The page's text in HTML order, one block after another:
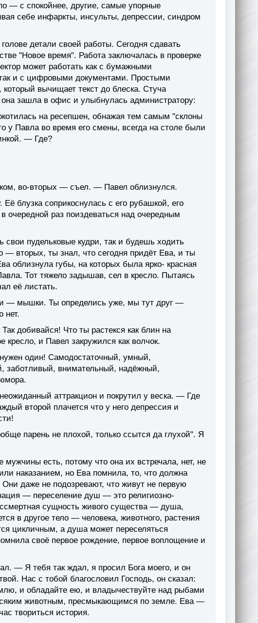
— с спокойнее, другие, самые упорные
себе инфаркты, инсульты, депрессии, синдром
детали своей работы. Сегодня сдавать
"Новое время". Работа заключалась в проверке
может работать как с бумажными
и с цифровыми документами. Простыми
вычищает текст до блеска. Стуча
зашла в офис и улыбнулась администратору:
на ресепшен, обнажая тем самым "склоны
у Павла во время его смены, всегда на столе были
— Где?
во-вторых — съел. — Павел облизнулся.
блузка соприкоснулась с его рубашкой, его
раз поиздеваться над очередным
пудельковые кудри, так и будешь ходить
вторых, ты знал, что сегодня придёт Ева, и ты
облизнула губы, на которых была ярко- красная
Тот тяжело задышав, сел в кресло. Пытаясь
её листать.
— мышки. Ты определись уже, мы тут друг —
нет.
добивайся! Что ты растекся как блин на
кресло, и Павел закружился как волчок.
один! Самодостаточный, умный,
заботливый, внимательный, надёжный,
аттракцион и покрутил у веска. — Где
второй плачется что у него депрессия и
парень не плохой, только ссытся да глухой". Я
мужчины есть, потому что она их встречала, нет, не
наказанием, но Ева помнила, то, что должна
даже не подозревают, что живут не первую
— переселение душ — это религиозно-
сущность живого существа — душа,
в другое тело — человека, животного, растения
цикличным, а душа может переселяться
своё первое рождение, первое воплощение и
— Я тебя так ждал, я просил Бога моего, и он
Нас с тобой благословил Господь, он сказал:
и обладайте ею, и владычествуйте над рыбами
животным, пресмыкающимся по земле. Ева —
твориться история.